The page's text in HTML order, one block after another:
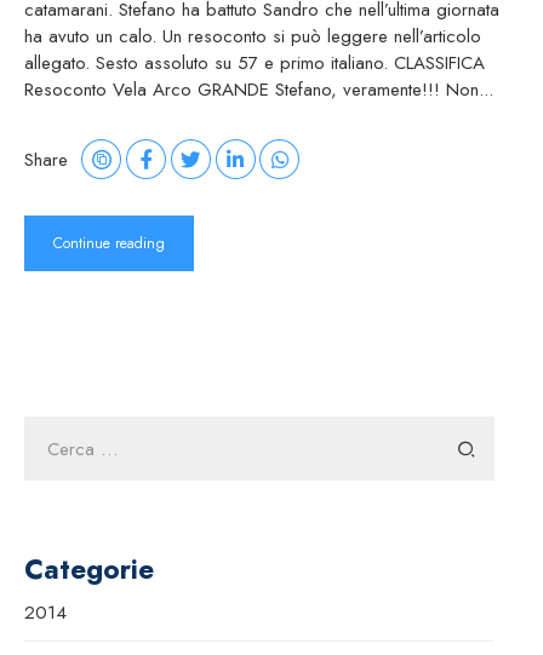
catamarani. Stefano ha battuto Sandro che nell’ultima giornata
ha avuto un calo. Un resoconto si può leggere nell’articolo
allegato. Sesto assoluto su 57 e primo italiano. CLASSIFICA
Resoconto Vela Arco GRANDE Stefano, veramente!!! Non...
Share
Continue reading
per:
Categorie
2014